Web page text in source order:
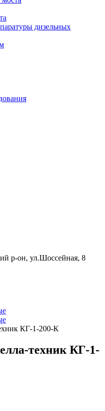
дизельных
р-он, ул.Шоссейная, 8
КГ-1-200-К
техник КГ-1-